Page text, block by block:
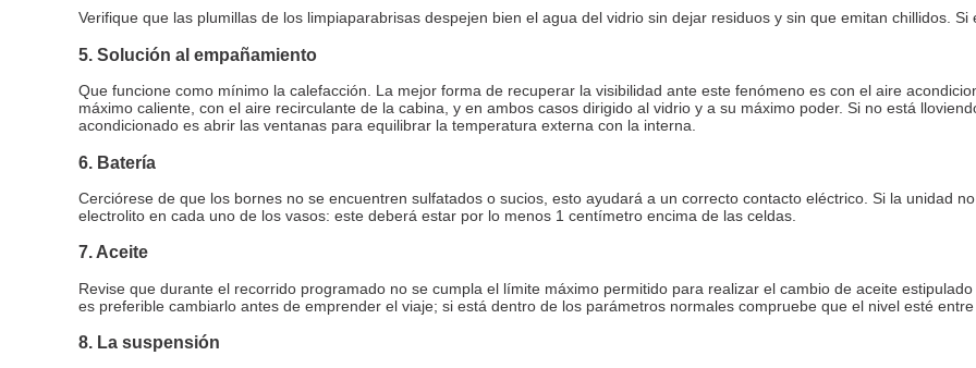
Verifique que las plumillas de los limpiaparabrisas despejen bien el agua del vidrio sin dejar residuos y sin que emitan chillidos. Si
5. Solución al empañamiento
Que funcione como mínimo la calefacción. La mejor forma de recuperar la visibilidad ante este fenómeno es con el aire
máximo caliente, con el aire recirculante de la cabina, y en ambos casos dirigido al vidrio y a su máximo poder. Si no está
acondicionado es abrir las ventanas para equilibrar la temperatura externa con la interna.
6. Batería
Cerciórese de que los bornes no se encuentren sulfatados o sucios, esto ayudará a un correcto contacto eléctrico. Si la unidad
electrolito en cada uno de los vasos: este deberá estar por lo menos 1 centímetro encima de las celdas.
7. Aceite
Revise que durante el recorrido programado no se cumpla el límite máximo permitido para realizar el cambio de aceite
es preferible cambiarlo antes de emprender el viaje; si está dentro de los parámetros normales compruebe que el nivel esté
8. La suspensión